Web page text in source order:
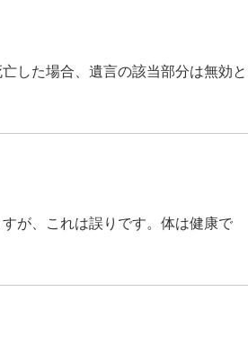
した場合、遺言の該当部分は無効と
が、これは誤りです。体は健康で